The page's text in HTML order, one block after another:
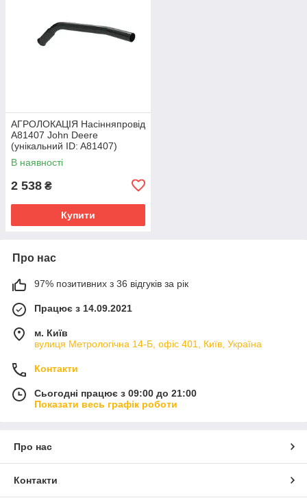
АГРОЛОКАЦІЯ Насінняпровід
A81407 John Deere
(унікальний ID: A81407)
В наявності
2 538 ₴
Купити
Про нас
97% позитивних з 36 відгуків за рік
Працює з 14.09.2021
м. Київ
вулиця Метрологічна 14-Б, офіс 401, Київ, Україна
Контакти
Сьогодні працює з 09:00 до 21:00
Показати весь графік роботи
Про нас
Контакти